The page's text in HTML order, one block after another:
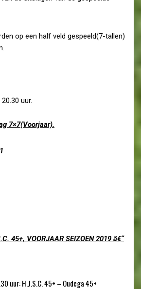
op een half veld gespeeld(7-tallen)
uur.
7×7(Voorjaar).
45+, VOORJAAR SEIZOEN 2019 â€“
uur: H.J.S.C. 45+ – Oudega 45+